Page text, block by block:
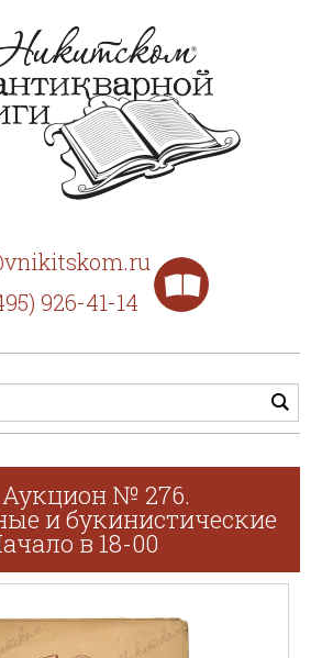
926-41-14
№ 276.
и букинистические
в 18-00